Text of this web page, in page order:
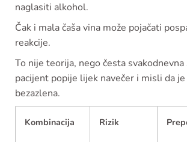
naglasiti alkohol.
Čak i mala čaša vina može pojačati
reakcije.
To nije teorija, nego česta
pacijent popije lijek navečer i misli da je
bezazlena.
Kombinacija Rizik